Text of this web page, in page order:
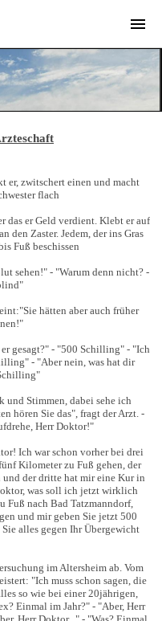
er, zwitschert einen und macht
flach
das er Geld verdient. Klebt er auf
den Zaster. Jedem, der ins Gras
Fuß beschissen
sehen!" - "Warum denn nicht? -
hätten aber auch früher
gesagt?" - "500 Schilling" - "Ich
- "Aber nein, was hat dir
und Stimmen, dabei sehe ich
hören Sie das", fragt der Arzt. -
Herr Doktor!"
Ich war schon vorher bei drei
Kilometer zu Fuß gehen, der
der dritte hat mir eine Kur in
was soll ich jetzt wirklich
Fuß nach Bad Tatzmanndorf,
und mir geben Sie jetzt 500
alles gegen Ihr Übergewicht
im Altersheim ab. Vom
"Ich muss schon sagen, die
so wie bei einer 20jährigen,
Einmal im Jahr?" - "Aber, Herr